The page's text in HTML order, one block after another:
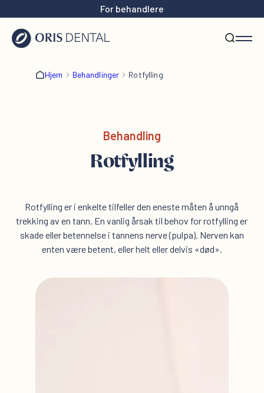
For behandlere
Hjem Behandlinger Rotfylling
Behandling
Rotfylling
Rotfylling er i enkelte tilfeller den eneste måten å unngå
trekking av en tann. En vanlig årsak til behov for rotfylling er
skade eller betennelse i tannens nerve (pulpa). Nerven kan
enten være betent, eller helt eller delvis «død».